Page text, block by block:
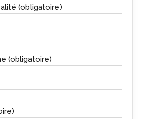
(obligatoire)
(obligatoire)